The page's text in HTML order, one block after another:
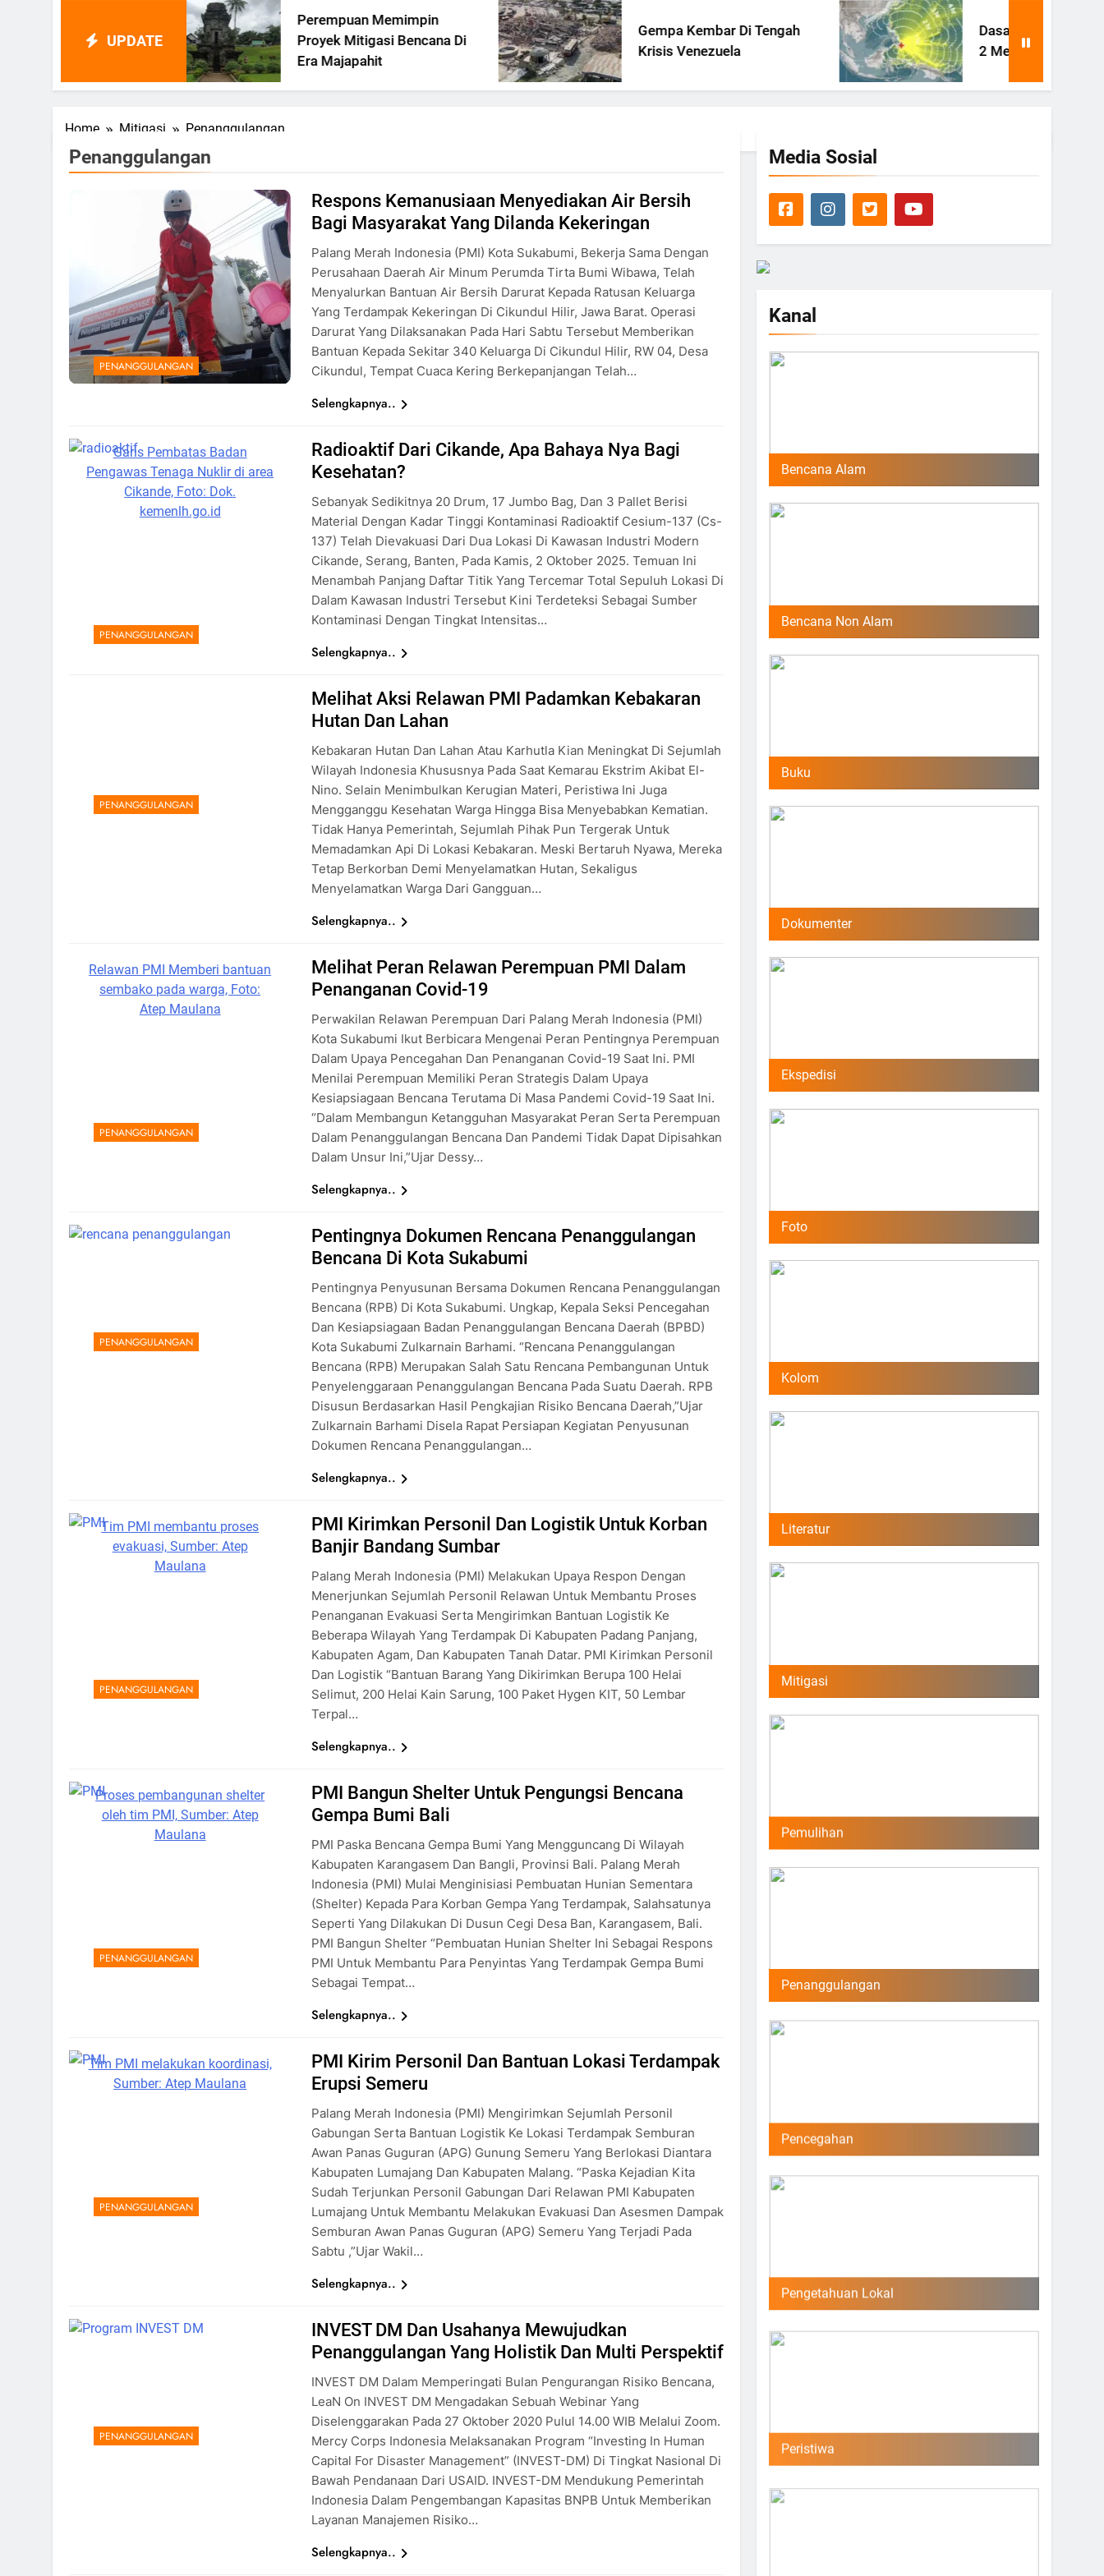
UPDATE
Perempuan Memimpin
Proyek Mitigasi Bencana Di
Era Majapahit
Gempa Kembar Di Tengah
Krisis Venezuela
Dasar Laut Filipina Terangkat
2 Meter Pasca Gempa Besar
Home Mitigasi Penanggulangan
Penanggulangan
Relawan memberikan Air Bersih
pada Masyarakat, Foto: Atep
Maulana
PENANGGULANGAN
Respons Kemanusiaan Menyediakan Air Bersih
Bagi Masyarakat Yang Dilanda Kekeringan
Palang Merah Indonesia (PMI) Kota Sukabumi, Bekerja Sama Dengan
Perusahaan Daerah Air Minum Perumda Tirta Bumi Wibawa, Telah
Menyalurkan Bantuan Air Bersih Darurat Kepada Ratusan Keluarga
Yang Terdampak Kekeringan Di Cikundul Hilir, Jawa Barat. Operasi
Darurat Yang Dilaksanakan Pada Hari Sabtu Tersebut Memberikan
Bantuan Kepada Sekitar 340 Keluarga Di Cikundul Hilir, RW 04, Desa
Cikundul, Tempat Cuaca Kering Berkepanjangan Telah…
Selengkapnya..
Garis Pembatas Badan
Pengawas Tenaga Nuklir di area
Cikande, Foto: Dok.
kemenlh.go.id
PENANGGULANGAN
Radioaktif Dari Cikande, Apa Bahaya Nya Bagi
Kesehatan?
Sebanyak Sedikitnya 20 Drum, 17 Jumbo Bag, Dan 3 Pallet Berisi
Material Dengan Kadar Tinggi Kontaminasi Radioaktif Cesium-137 (Cs-
137) Telah Dievakuasi Dari Dua Lokasi Di Kawasan Industri Modern
Cikande, Serang, Banten, Pada Kamis, 2 Oktober 2025. Temuan Ini
Menambah Panjang Daftar Titik Yang Tercemar Total Sepuluh Lokasi Di
Dalam Kawasan Industri Tersebut Kini Terdeteksi Sebagai Sumber
Kontaminasi Dengan Tingkat Intensitas…
Selengkapnya..
PENANGGULANGAN
Melihat Aksi Relawan PMI Padamkan Kebakaran
Hutan Dan Lahan
Kebakaran Hutan Dan Lahan Atau Karhutla Kian Meningkat Di Sejumlah
Wilayah Indonesia Khususnya Pada Saat Kemarau Ekstrim Akibat El-
Nino. Selain Menimbulkan Kerugian Materi, Peristiwa Ini Juga
Mengganggu Kesehatan Warga Hingga Bisa Menyebabkan Kematian.
Tidak Hanya Pemerintah, Sejumlah Pihak Pun Tergerak Untuk
Memadamkan Api Di Lokasi Kebakaran. Meski Bertaruh Nyawa, Mereka
Tetap Berkorban Demi Menyelamatkan Hutan, Sekaligus
Menyelamatkan Warga Dari Gangguan…
Selengkapnya..
Relawan PMI Memberi bantuan
sembako pada warga, Foto:
Atep Maulana
PENANGGULANGAN
Melihat Peran Relawan Perempuan PMI Dalam
Penanganan Covid-19
Perwakilan Relawan Perempuan Dari Palang Merah Indonesia (PMI)
Kota Sukabumi Ikut Berbicara Mengenai Peran Pentingnya Perempuan
Dalam Upaya Pencegahan Dan Penanganan Covid-19 Saat Ini. PMI
Menilai Perempuan Memiliki Peran Strategis Dalam Upaya
Kesiapsiagaan Bencana Terutama Di Masa Pandemi Covid-19 Saat Ini.
“Dalam Membangun Ketangguhan Masyarakat Peran Serta Perempuan
Dalam Penanggulangan Bencana Dan Pandemi Tidak Dapat Dipisahkan
Dalam Unsur Ini,”ujar Dessy…
Selengkapnya..
PENANGGULANGAN
Pentingnya Dokumen Rencana Penanggulangan
Bencana Di Kota Sukabumi
Pentingnya Penyusunan Bersama Dokumen Rencana Penanggulangan
Bencana (RPB) Di Kota Sukabumi. Ungkap, Kepala Seksi Pencegahan
Dan Kesiapsiagaan Badan Penanggulangan Bencana Daerah (BPBD)
Kota Sukabumi Zulkarnain Barhami. “Rencana Penanggulangan
Bencana (RPB) Merupakan Salah Satu Rencana Pembangunan Untuk
Penyelenggaraan Penanggulangan Bencana Pada Suatu Daerah. RPB
Disusun Berdasarkan Hasil Pengkajian Risiko Bencana Daerah,”ujar
Zulkarnain Barhami Disela Rapat Persiapan Kegiatan Penyusunan
Dokumen Rencana Penanggulangan…
Selengkapnya..
Tim PMI membantu proses
evakuasi, Sumber: Atep
Maulana
PENANGGULANGAN
PMI Kirimkan Personil Dan Logistik Untuk Korban
Banjir Bandang Sumbar
Palang Merah Indonesia (PMI) Melakukan Upaya Respon Dengan
Menerjunkan Sejumlah Personil Relawan Untuk Membantu Proses
Penanganan Evakuasi Serta Mengirimkan Bantuan Logistik Ke
Beberapa Wilayah Yang Terdampak Di Kabupaten Padang Panjang,
Kabupaten Agam, Dan Kabupaten Tanah Datar. PMI Kirimkan Personil
Dan Logistik “Bantuan Barang Yang Dikirimkan Berupa 100 Helai
Selimut, 200 Helai Kain Sarung, 100 Paket Hygen KIT, 50 Lembar
Terpal…
Selengkapnya..
Proses pembangunan shelter
oleh tim PMI, Sumber: Atep
Maulana
PENANGGULANGAN
PMI Bangun Shelter Untuk Pengungsi Bencana
Gempa Bumi Bali
PMI Paska Bencana Gempa Bumi Yang Mengguncang Di Wilayah
Kabupaten Karangasem Dan Bangli, Provinsi Bali. Palang Merah
Indonesia (PMI) Mulai Menginisiasi Pembuatan Hunian Sementara
(Shelter) Kepada Para Korban Gempa Yang Terdampak, Salahsatunya
Seperti Yang Dilakukan Di Dusun Cegi Desa Ban, Karangasem, Bali.
PMI Bangun Shelter “Pembuatan Hunian Shelter Ini Sebagai Respons
PMI Untuk Membantu Para Penyintas Yang Terdampak Gempa Bumi
Sebagai Tempat…
Selengkapnya..
Tim PMI melakukan koordinasi,
Sumber: Atep Maulana
PENANGGULANGAN
PMI Kirim Personil Dan Bantuan Lokasi Terdampak
Erupsi Semeru
Palang Merah Indonesia (PMI) Mengirimkan Sejumlah Personil
Gabungan Serta Bantuan Logistik Ke Lokasi Terdampak Semburan
Awan Panas Guguran (APG) Gunung Semeru Yang Berlokasi Diantara
Kabupaten Lumajang Dan Kabupaten Malang. “Paska Kejadian Kita
Sudah Terjunkan Personil Gabungan Dari Relawan PMI Kabupaten
Lumajang Untuk Membantu Melakukan Evakuasi Dan Asesmen Dampak
Semburan Awan Panas Guguran (APG) Semeru Yang Terjadi Pada
Sabtu ,”ujar Wakil…
Selengkapnya..
PENANGGULANGAN
INVEST DM Dan Usahanya Mewujudkan
Penanggulangan Yang Holistik Dan Multi Perspektif
INVEST DM Dalam Memperingati Bulan Pengurangan Risiko Bencana,
LeaN On INVEST DM Mengadakan Sebuah Webinar Yang
Diselenggarakan Pada 27 Oktober 2020 Pulul 14.00 WIB Melalui Zoom.
Mercy Corps Indonesia Melaksanakan Program “Investing In Human
Capital For Disaster Management” (INVEST-DM) Di Tingkat Nasional Di
Bawah Pendanaan Dari USAID. INVEST-DM Mendukung Pemerintah
Indonesia Dalam Pengembangan Kapasitas BNPB Untuk Memberikan
Layanan Manajemen Risiko…
Selengkapnya..
Media Sosial
Kanal
Bencana Alam
Bencana Non Alam
Buku
Dokumenter
Ekspedisi
Foto
Kolom
Literatur
Mitigasi
Pemulihan
Penanggulangan
Pencegahan
Pengetahuan Lokal
Peristiwa